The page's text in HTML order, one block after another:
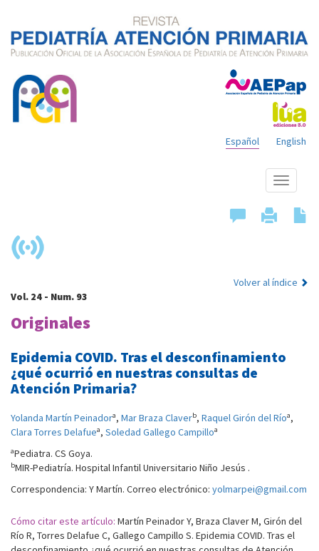
English
Español
Mostrar
menú
Volver al índice
Vol. 24 - Num. 93
Originales
Epidemia COVID. Tras el desconfinamiento
¿qué ocurrió en nuestras consultas de
Atención Primaria?
Yolanda Martín Peinadora, Mar Braza Claverb, Raquel Girón del Ríoa,
Clara Torres Delafuea, Soledad Gallego Campilloa
aPediatra. CS Goya.
bMIR-Pediatría. Hospital Infantil Universitario Niño Jesús .
Correspondencia: Y Martín. Correo electrónico: yolmarpei@gmail.com
Cómo citar este artículo: Martín Peinador Y, Braza Claver M, Girón del
Río R, Torres Delafue C, Gallego Campillo S. Epidemia COVID. Tras el